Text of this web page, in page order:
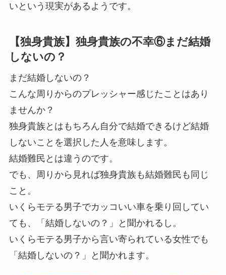
いという現実があるようです。
【独身貴族】独身貴族の不幸⑥まだ結婚
しないの？
まだ結婚しないの？
こんな周りからのプレッシャー感じたことはあり
ませんか？
独身貴族とはもちろん自分で結婚できるけど結婚
しないことを選択した人を意味します。
結婚難民とは違うのです。
でも、周りから見れば独身貴族も結婚難民も同じ
こと。
いくらモテる男子でカッコいい車を乗り回してい
ても、「結婚しないの？」と聞かれるし。
いくらモテる男子から言い寄られている女性でも
「結婚しないの？」と聞かれます。